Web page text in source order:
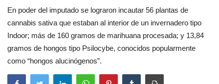
En poder del imputado se lograron incautar 56 plantas de
cannabis sativa que estaban al interior de un invernadero tipo
Indoor; más de 160 gramos de marihuana procesada; y 13,84
gramos de hongos tipo Psilocybe, conocidos popularmente
como “hongos alucinógenos”.